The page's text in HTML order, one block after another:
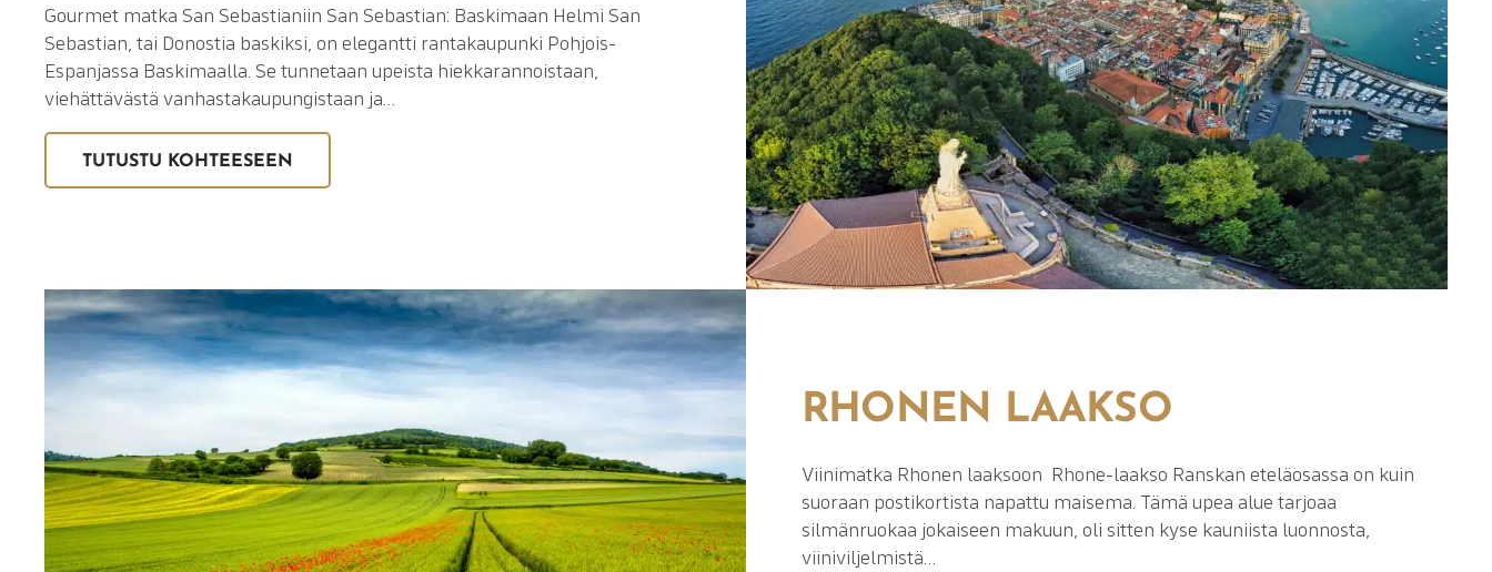
Gourmet matka San Sebastianiin San Sebastian: Baskimaan Helmi San
Sebastian, tai Donostia baskiksi, on elegantti rantakaupunki Pohjois-
Espanjassa Baskimaalla. Se tunnetaan upeista hiekkarannoistaan,
viehättävästä vanhastakaupungistaan ja…
TUTUSTU KOHTEESEEN
RHONEN LAAKSO
Viinimatka Rhonen laaksoon Rhone-laakso Ranskan eteläosassa on kuin
suoraan postikortista napattu maisema. Tämä upea alue tarjoaa
silmänruokaa jokaiseen makuun, oli sitten kyse kauniista luonnosta,
viiniviljelmistä…